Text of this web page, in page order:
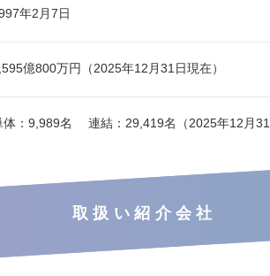
年2月7日
億800万円（2025年12月31日現在）
体：9,989名 連結：29,419名（2025年12月31
取扱い紹介会社